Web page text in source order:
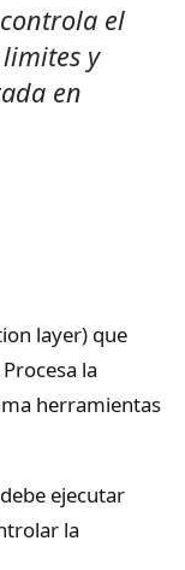
el
y
en
layer) que
la
herramientas
ejecutar
la